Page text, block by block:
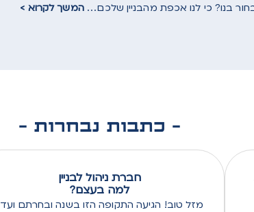
בנו? כי לנו אכפת מהבניין שלכם . . .המשך לקרוא >
- כתבות נבחרות -
חברת ניהול לבניין
?למה בעצם
מזל טוב! הגיעה התקופה הזו בשנה ובחרתם ועד